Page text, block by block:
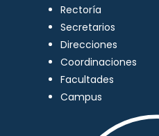
Rectoría
Secretarios
Direcciones
Coordinaciones
Facultades
Campus